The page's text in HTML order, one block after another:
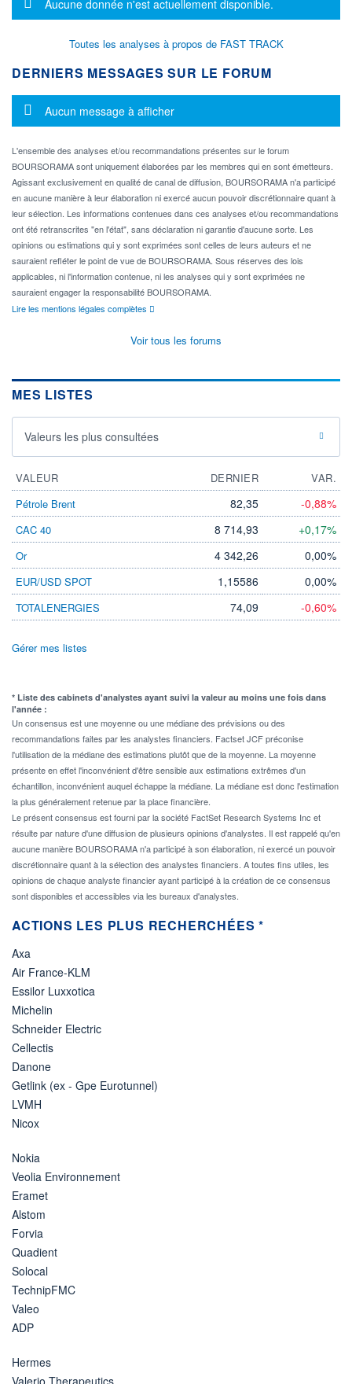
Aucune donnée n'est actuellement disponible.
Toutes les analyses à propos de FAST TRACK
DERNIERS MESSAGES SUR LE FORUM
Message d'information
Aucun message à afficher
L'ensemble des analyses et/ou recommandations présentes sur le forum
BOURSORAMA sont uniquement élaborées par les membres qui en sont émetteurs.
Agissant exclusivement en qualité de canal de diffusion, BOURSORAMA n'a participé
en aucune manière à leur élaboration ni exercé aucun pouvoir discrétionnaire quant à
leur sélection. Les informations contenues dans ces analyses et/ou recommandations
ont été retranscrites "en l'état", sans déclaration ni garantie d'aucune sorte. Les
opinions ou estimations qui y sont exprimées sont celles de leurs auteurs et ne
sauraient refléter le point de vue de BOURSORAMA. Sous réserves des lois
applicables, ni l'information contenue, ni les analyses qui y sont exprimées ne
sauraient engager la responsabilité BOURSORAMA.
Lire les mentions légales complètes
Voir tous les forums
MES LISTES
Valeurs les plus consultées
VALEUR DERNIER
VAR.
Pétrole Brent
82,35 -0,88%
CAC 40 8 714,93 +0,17%
Or 4 342,26 0,00%
EUR/USD SPOT 1,15586 0,00%
TOTALENERGIES 74,09 -0,60%
Gérer mes listes
* Liste des cabinets d'analystes ayant suivi la valeur au moins une fois dans
l'année :
Un consensus est une moyenne ou une médiane des prévisions ou des
recommandations faites par les analystes financiers. Factset JCF préconise
l'utilisation de la médiane des estimations plutôt que de la moyenne. La moyenne
présente en effet l'inconvénient d'être sensible aux estimations extrêmes d'un
échantillon, inconvénient auquel échappe la médiane. La médiane est donc l'estimation
la plus généralement retenue par la place financière.
Le présent consensus est fourni par la société FactSet Research Systems Inc et
résulte par nature d'une diffusion de plusieurs opinions d'analystes. Il est rappelé qu'en
aucune manière BOURSORAMA n'a participé à son élaboration, ni exercé un pouvoir
discrétionnaire quant à la sélection des analystes financiers. A toutes fins utiles, les
opinions de chaque analyste financier ayant participé à la création de ce consensus
sont disponibles et accessibles via les bureaux d'analystes.
ACTIONS LES PLUS RECHERCHÉES *
Axa
Air France-KLM
Essilor Luxxotica
Michelin
Schneider Electric
Cellectis
Danone
Getlink (ex - Gpe Eurotunnel)
LVMH
Nicox
Nokia
Veolia Environnement
Eramet
Alstom
Forvia
Quadient
Solocal
TechnipFMC
Valeo
ADP
Hermes
Valerio Therapeutics